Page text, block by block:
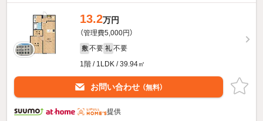
13.2万円
（管理費5,000円）
敷 不要 礼 不要
1階 / 1LDK / 39.94㎡
お問い合わせ （無料）
提供